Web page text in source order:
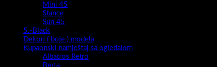
Mini 45
Stance
Sun 45
5.-Black
Dekori ( boje ) modela
Kupaonski namještaj sa ogledalom
Albatros Retro
Berta